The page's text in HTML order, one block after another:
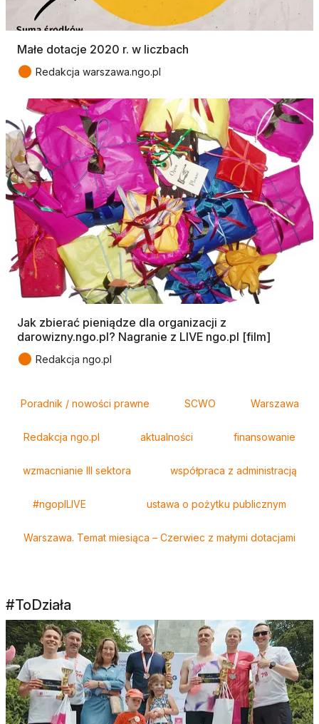
Małe dotacje 2020 r. w liczbach
● Redakcja warszawa.ngo.pl
Jak zbierać pieniądze dla organizacji z
darowizny.ngo.pl? Nagranie z LIVE ngo.pl [film]
● Redakcja ngo.pl
Poradnik / nowości prawne SCWO Warszawa
Redakcja ngo.pl aktualności finansowanie
wzmacnianie III sektora współpraca z administracją
#ngoplLIVE ustawa o pożytku publicznym
Warszawa. Temat miesiąca – Czerwiec z małymi dotacjami
#ToDziała